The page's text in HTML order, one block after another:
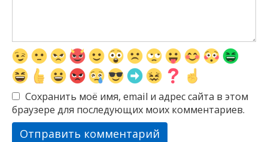
Сохранить моё имя, email и адрес сайта в этом
браузере для последующих моих комментариев.